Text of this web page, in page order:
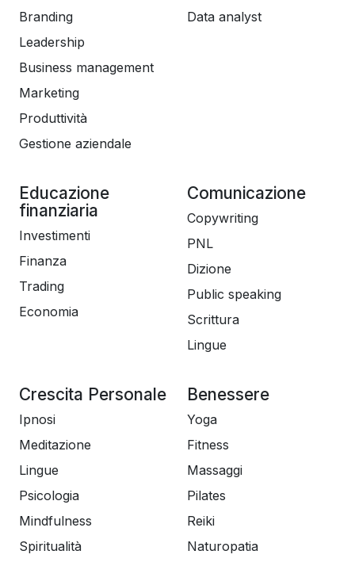
Branding
Leadership
Business management
Marketing
Produttività
Gestione aziendale
Data analyst
Educazione
finanziaria
Investimenti
Finanza
Trading
Economia
Comunicazione
Copywriting
PNL
Dizione
Public speaking
Scrittura
Lingue
Crescita Personale
Ipnosi
Meditazione
Lingue
Psicologia
Mindfulness
Spiritualità
Benessere
Yoga
Fitness
Massaggi
Pilates
Reiki
Naturopatia